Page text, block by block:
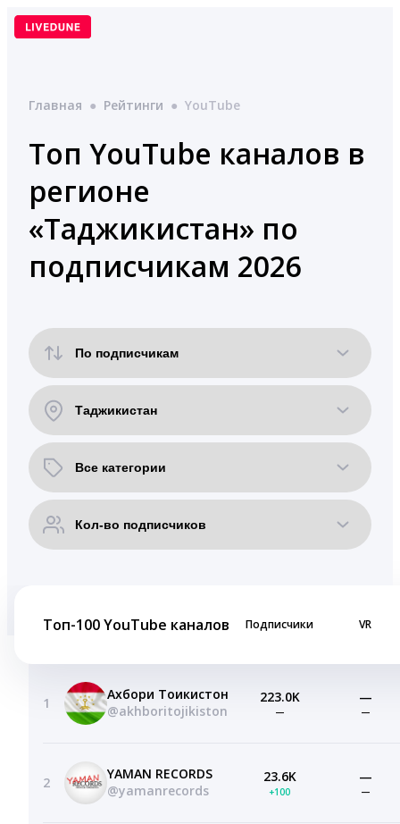
Перейти
Главная ● Рейтинги ● YouTube
Топ YouTube каналов в
регионе
«Таджикистан» по
подписчикам 2026
Топ-100 YouTube каналов Подписчики VR
1
Ахбори Тоҷикистон
@akhboritojikiston
223.0K
—
—
—
2
YAMAN RECORDS
@yamanrecords
23.6K
+100
—
—